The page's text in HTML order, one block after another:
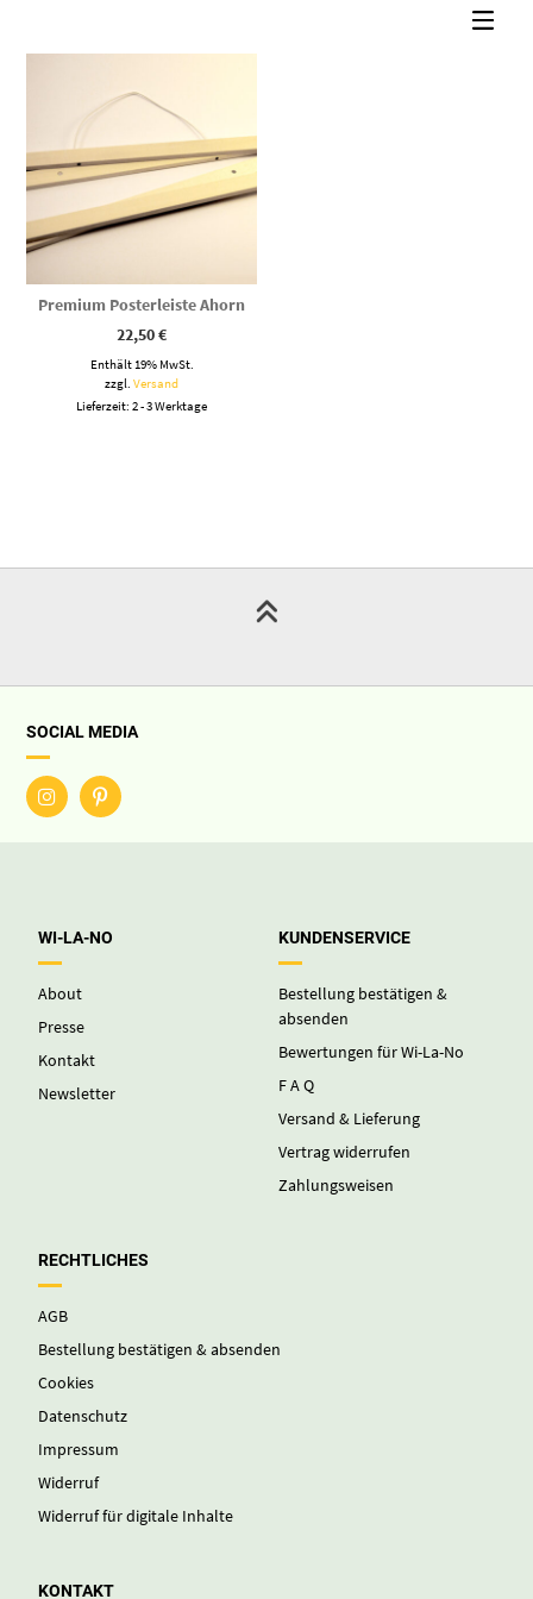
Premium Posterleiste Ahorn
22,50€
Enthält 19% MwSt.
zzgl.Versand
Lieferzeit: 2 - 3 Werktage
SOCIAL MEDIA
WI-LA-NO
About
Presse
Kontakt
Newsletter
KUNDENSERVICE
Bestellung bestätigen &
absenden
Bewertungen für Wi-La-No
F A Q
Versand & Lieferung
Vertrag widerrufen
Zahlungsweisen
RECHTLICHES
AGB
Bestellung bestätigen & absenden
Cookies
Datenschutz
Impressum
Widerruf
Widerruf für digitale Inhalte
KONTAKT